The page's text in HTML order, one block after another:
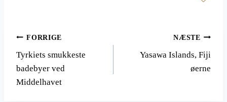
Indlægsnavigation
FORRIGE
Tyrkiets smukkeste
badebyer ved
Middelhavet
NÆSTE
Yasawa Islands, Fiji
øerne